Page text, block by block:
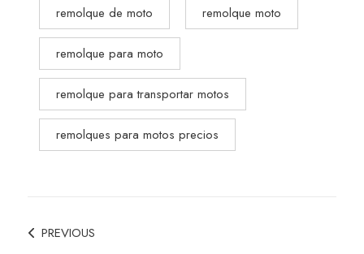
remolque de moto remolque moto
remolque para moto
remolque para transportar motos
remolques para motos precios
PREVIOUS